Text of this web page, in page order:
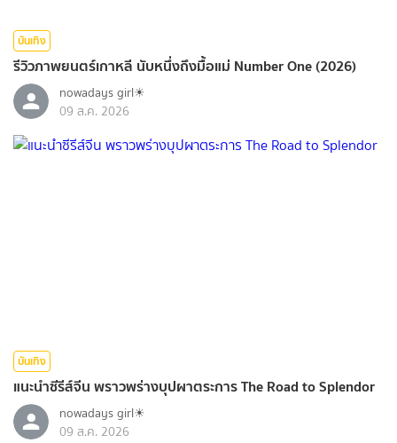
บันเทิง
รีวิวภาพยนตร์เกาหลี นับหนึ่งถึงมื้อแม่ Number One (2026)
nowadays girl☀︎︎
09 ส.ค. 2026
บันเทิง
แนะนำซีรีส์จีน พราวพร่างบุปผาตระการ The Road to Splendor
nowadays girl☀︎︎
09 ส.ค. 2026